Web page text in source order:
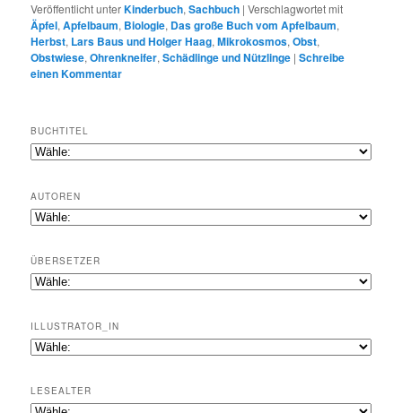
Veröffentlicht unterKinderbuch,Sachbuch |Verschlagwortet mit
Äpfel,Apfelbaum, Biologie, Das große Buch vom Apfelbaum,
Herbst, Lars Baus und Holger Haag,Mikrokosmos,Obst,
Obstwiese,Ohrenkneifer,Schädlinge und Nützlinge |Schreibe
einen Kommentar
BUCHTITEL
AUTOREN
ÜBERSETZER
ILLUSTRATOR_IN
LESEALTER